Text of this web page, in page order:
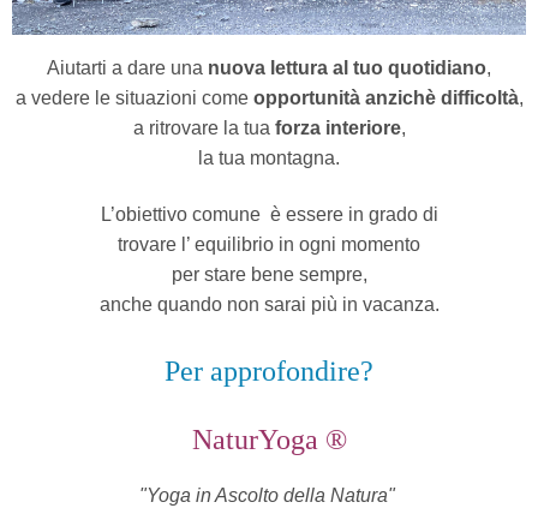
Aiutarti a dare una nuova lettura al tuo quotidiano,
a vedere le situazioni come opportunità anzichè difficoltà,
a ritrovare la tua forza interiore,
la tua montagna.
L’obiettivo comune è essere in grado di
trovare l’ equilibrio in ogni momento
per stare bene sempre,
anche quando non sarai più in vacanza.
Per approfondire?
NaturYoga ®
"Yoga in Ascolto della Natura"